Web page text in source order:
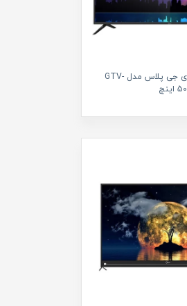
تلویزیون ال ای دی جی پلاس مدل GTV-